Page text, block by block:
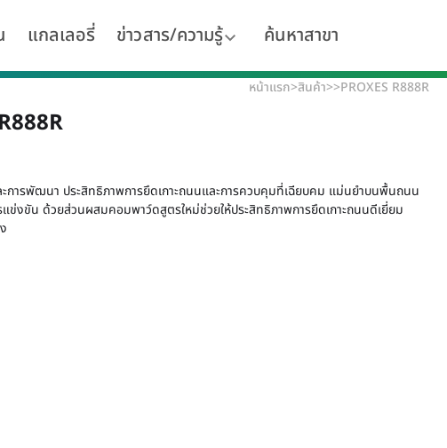
แกลเลอรี่ ข่าวสาร/ความรู้ ค้นหาสาขา
หน้าแรก>สินค้า>>PROXES R888R
ะการพัฒนา ประสิทธิภาพการยึดเกาะถนนและการควบคุมที่เฉียบคม แม่นยำบนพื้นถนน
แข่งขัน ด้วยส่วนผสมคอมพาว์ดสูตรใหม่ช่วยให้ประสิทธิภาพการยึดเกาะถนนดีเยี่ยม